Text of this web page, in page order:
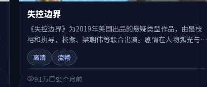
失控边界
《失控边界》为2019年美国出品的悬疑类型作品，由是枝
裕和执导，杨紫、梁朝伟等联合出演。剧情在人物弧光与节
奏推进中展开，兼具叙事张力与视听质感。可与站内国产
剧、电影、综艺片单交叉检索，便于「国产在线观看」场景
高清 流畅
9.1万 91个月前